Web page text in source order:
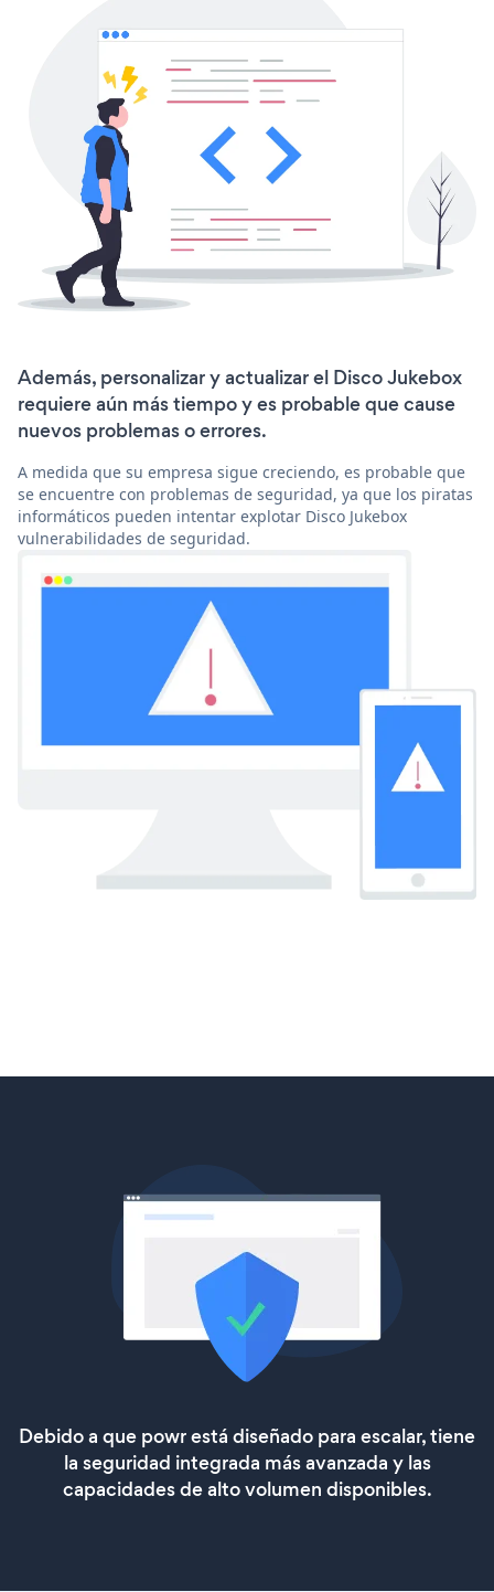
Además, personalizar y actualizar el Disco Jukebox
requiere aún más tiempo y es probable que cause
nuevos problemas o errores.
A medida que su empresa sigue creciendo, es probable que
se encuentre con problemas de seguridad, ya que los piratas
informáticos pueden intentar explotar Disco Jukebox
vulnerabilidades de seguridad.
Debido a que powr está diseñado para escalar, tiene
la seguridad integrada más avanzada y las
capacidades de alto volumen disponibles.